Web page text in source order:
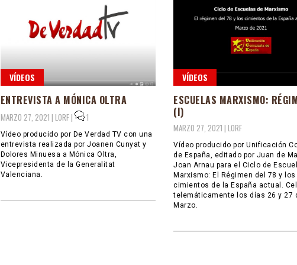
VÍDEOS
ENTREVISTA A MÓNICA OLTRA
MARZO 27, 2021 | LORF| 1
Vídeo producido por De Verdad TV con una
entrevista realizada por Joanen Cunyat y
Dolores Minuesa a Mónica Oltra,
Vicepresidenta de la Generalitat
Valenciana.
VÍDEOS
ESCUELAS MARXISMO:
(I)
MARZO 27, 2021 | LORF
Vídeo producido por Unificación
de España, editado por Juan de
Joan Arnau para el Ciclo de
Marxismo: El Régimen del 78 y los
cimientos de la España actual.
telemáticamente los días 26 y 27
Marzo.